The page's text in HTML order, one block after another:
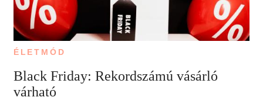
ÉLETMÓD
Black Friday: Rekordszámú vásárló
várható